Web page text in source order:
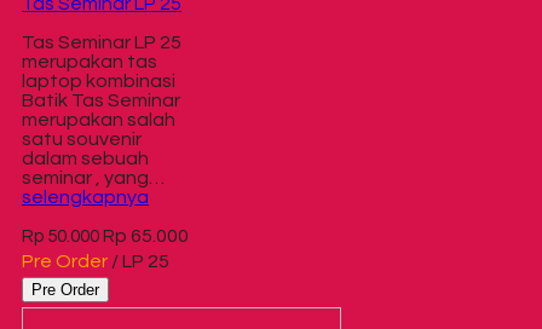
Tas Seminar LP 25
merupakan tas
laptop kombinasi
Batik Tas Seminar
merupakan salah
satu souvenir
dalam sebuah
seminar , yang…
selengkapnya
Rp 50.000 Rp 65.000
Pre Order / LP 25
Pre Order